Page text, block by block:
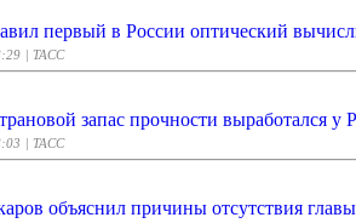
первый в России оптический
| ТАСС
запас прочности выработался
| ТАСС
объяснил причины отсутствия